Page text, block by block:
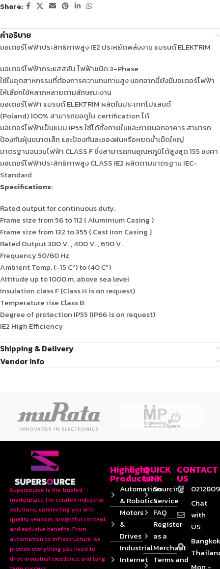
Share:
คำอธิบาย
มอเตอร์ไฟฟ้าประสิทธิภาพสูง IE2 ประหยัดพลังงาน แบรนด์ ELEKTRIM
มอเตอร์ไฟฟ้ากระแสสลับ ไฟฟ้าชนิด 3-Phase
ใช้ในอุตสาหกรรมที่ต้องการความทนทานสูง นอกจากนี้ยังมีมอเตอร์ไฟฟ้า
ให้เลือกใช้หลากหลายตามลักษณะงาน
มอเตอร์ไฟฟ้า แบรนด์ ELEKTRIM ผลิตในประเทศโปแลนด์
(Poland) 100% สามารถขอดูใบ certification ได้
มอเตอร์ไฟฟ้าเป็นแบบ IP55 ใช้ได้ทั้งภายในและภายนอกอาคาร สามารถ
ป้องกันฝุ่นขนาดเล็ก และป้องกันละอองฝนหรือหยดน้ำเม็ดใหญ่
มาตรฐานฉนวนไฟฟ้า CLASS F ซึ่งสามารถทนอุณหภูมิได้สูงสุด 155 องศา
มอเตอร์ไฟฟ้าประสิทธิภาพสูง CLASS IE2 ผลิตตามมาตรฐาน IEC-
Standard
Specifications:
Rated output for continuous duty.
Frame size from 56 to 112 ( Aluminium Casing )
Frame size from 132 to 355 ( Cast Iron Casing )
Rated Output 380 V. , 400 V. , 690 V.
Frequency 50/60 Hz
Ambient Temp. (-15 Cº) to (40 Cº)
Altitude up to 1000 m. above sea level
Insulation class F (Class H is on request)
Temperature rise Class B
Degree of protection IP55 (IP66 is on request)
IE2 High Efficiency
Shipping & Delivery
Vendor Info
Supersource is the trusted
marketplace for curated industrial
solutions, connecting you with
quality vendors, insightful content,
and exclusive benefits. From
automation to infrastructure, we
provide everything you need to
drive industrial excellence and long-
Highlight
Products
Automation
& Robotics
Motors
&
Drives
Industrial
Internet
QUICK
LINK
Sourcing
Service
FAQ
Register
as a
Merchant
Terms and
CONTACT
US
Chat
with
US